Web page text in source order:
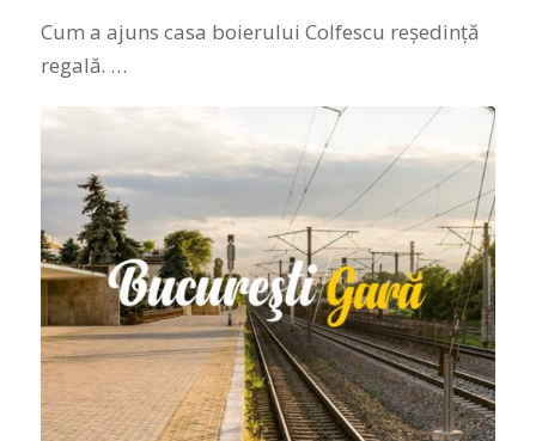
Cum a ajuns casa boierului Colfescu reședință
regală. …